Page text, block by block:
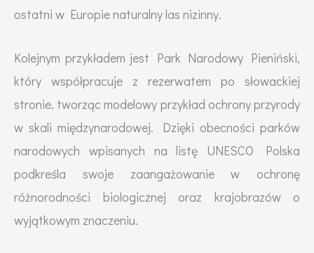
ostatni w Europie naturalny las nizinny.
Kolejnym przykładem jest Park Narodowy Pieniński,
który współpracuje z rezerwatem po słowackiej
stronie, tworząc modelowy przykład ochrony przyrody
w skali międzynarodowej. Dzięki obecności parków
narodowych wpisanych na listę UNESCO Polska
podkreśla swoje zaangażowanie w ochronę
różnorodności biologicznej oraz krajobrazów o
wyjątkowym znaczeniu.